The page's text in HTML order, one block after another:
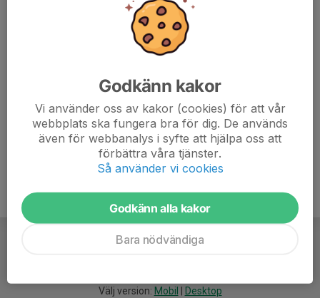
Välj version: Mobil Desktop
Godkänn kakor
Vi använder oss av kakor (cookies) för att vår
webbplats ska fungera bra för dig. De används
även för webbanalys i syfte att hjälpa oss att
förbättra våra tjänster.
Så använder vi cookies
Godkänn alla kakor
Bara nödvändiga